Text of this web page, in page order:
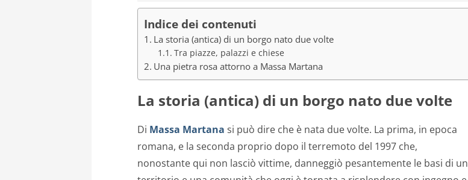
Indice dei contenuti
La storia (antica) di un borgo nato due volte
Tra piazze, palazzi e chiese
Una pietra rosa attorno a Massa Martana
La storia (antica) di un borgo nato due volte
Di Massa Martana si può dire che è nata due volte. La prima, in epoca
romana, e la seconda proprio dopo il terremoto del 1997 che,
nonostante qui non lasciò vittime, danneggiò pesantemente le basi di un